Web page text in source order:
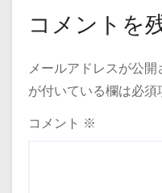
コメントを
メールアドレスが公開
が付いている欄は必須
コメント ※